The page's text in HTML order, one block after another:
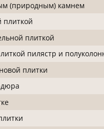
(природным) камнем
плиткой
плиткой
пилястр и
плитки